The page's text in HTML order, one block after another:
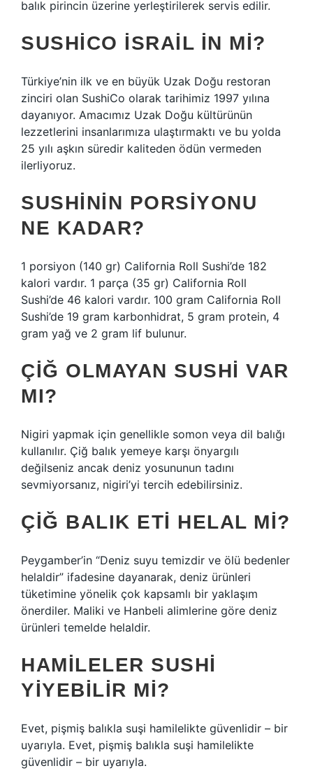
balık pirincin üzerine yerleştirilerek servis edilir.
SUSHICO İSRAIL IN MI?
Türkiye’nin ilk ve en büyük Uzak Doğu restoran
zinciri olan SushiCo olarak tarihimiz 1997 yılına
dayanıyor. Amacımız Uzak Doğu kültürünün
lezzetlerini insanlarımıza ulaştırmaktı ve bu yolda
25 yılı aşkın süredir kaliteden ödün vermeden
ilerliyoruz.
SUSHININ PORSIYONU
NE KADAR?
1 porsiyon (140 gr) California Roll Sushi’de 182
kalori vardır. 1 parça (35 gr) California Roll
Sushi’de 46 kalori vardır. 100 gram California Roll
Sushi’de 19 gram karbonhidrat, 5 gram protein, 4
gram yağ ve 2 gram lif bulunur.
ÇIĞ OLMAYAN SUSHI VAR
MI?
Nigiri yapmak için genellikle somon veya dil balığı
kullanılır. Çiğ balık yemeye karşı önyargılı
değilseniz ancak deniz yosununun tadını
sevmiyorsanız, nigiri’yi tercih edebilirsiniz.
ÇIĞ BALIK ETI HELAL MI?
Peygamber’in “Deniz suyu temizdir ve ölü bedenler
helaldir” ifadesine dayanarak, deniz ürünleri
tüketimine yönelik çok kapsamlı bir yaklaşım
önerdiler. Maliki ve Hanbeli alimlerine göre deniz
ürünleri temelde helaldir.
HAMILELER SUSHI
YIYEBILIR MI?
Evet, pişmiş balıkla suşi hamilelikte güvenlidir – bir
uyarıyla. Evet, pişmiş balıkla suşi hamilelikte
güvenlidir – bir uyarıyla.